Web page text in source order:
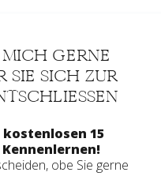
GERNE
SIE SICH ZUR
15
obe Sie gerne